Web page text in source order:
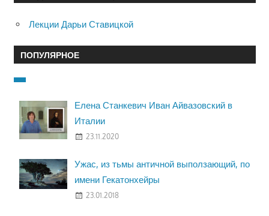
Лекции Дарьи Ставицкой
ПОПУЛЯРНОЕ
Елена Станкевич Иван Айвазовский в
Италии
23.11.2020
Ужас, из тьмы античной выползающий, по
имени Гекатонхейры
23.01.2018